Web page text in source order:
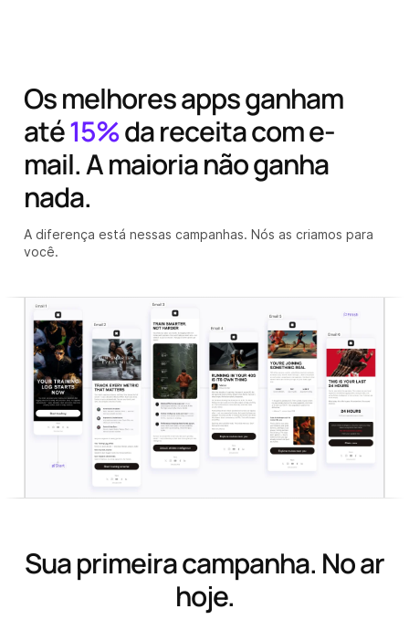
Os melhores apps ganham
até15%da receita com e-
mail. A maioria não ganha
nada.
A diferença está nessas campanhas. Nós as criamos para
você.
Sua primeira campanha. No ar
hoje.